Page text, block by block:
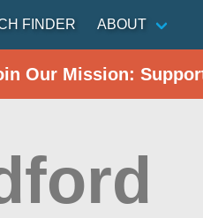
FINDER ABOUT
Our Mission: